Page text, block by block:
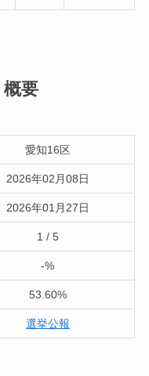
概要
愛知16区
2026年02月08日
2026年01月27日
1 / 5
-%
53.60%
選挙公報